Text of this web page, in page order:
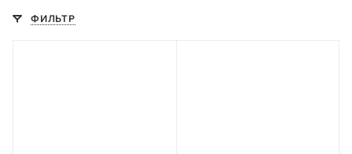
ФИЛЬТР